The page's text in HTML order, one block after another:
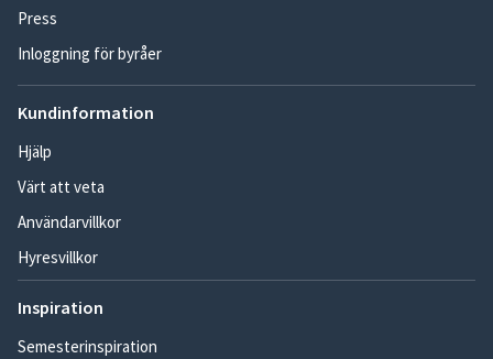
Press
Inloggning för byråer
Kundinformation
Hjälp
Värt att veta
Användarvillkor
Hyresvillkor
Inspiration
Semesterinspiration